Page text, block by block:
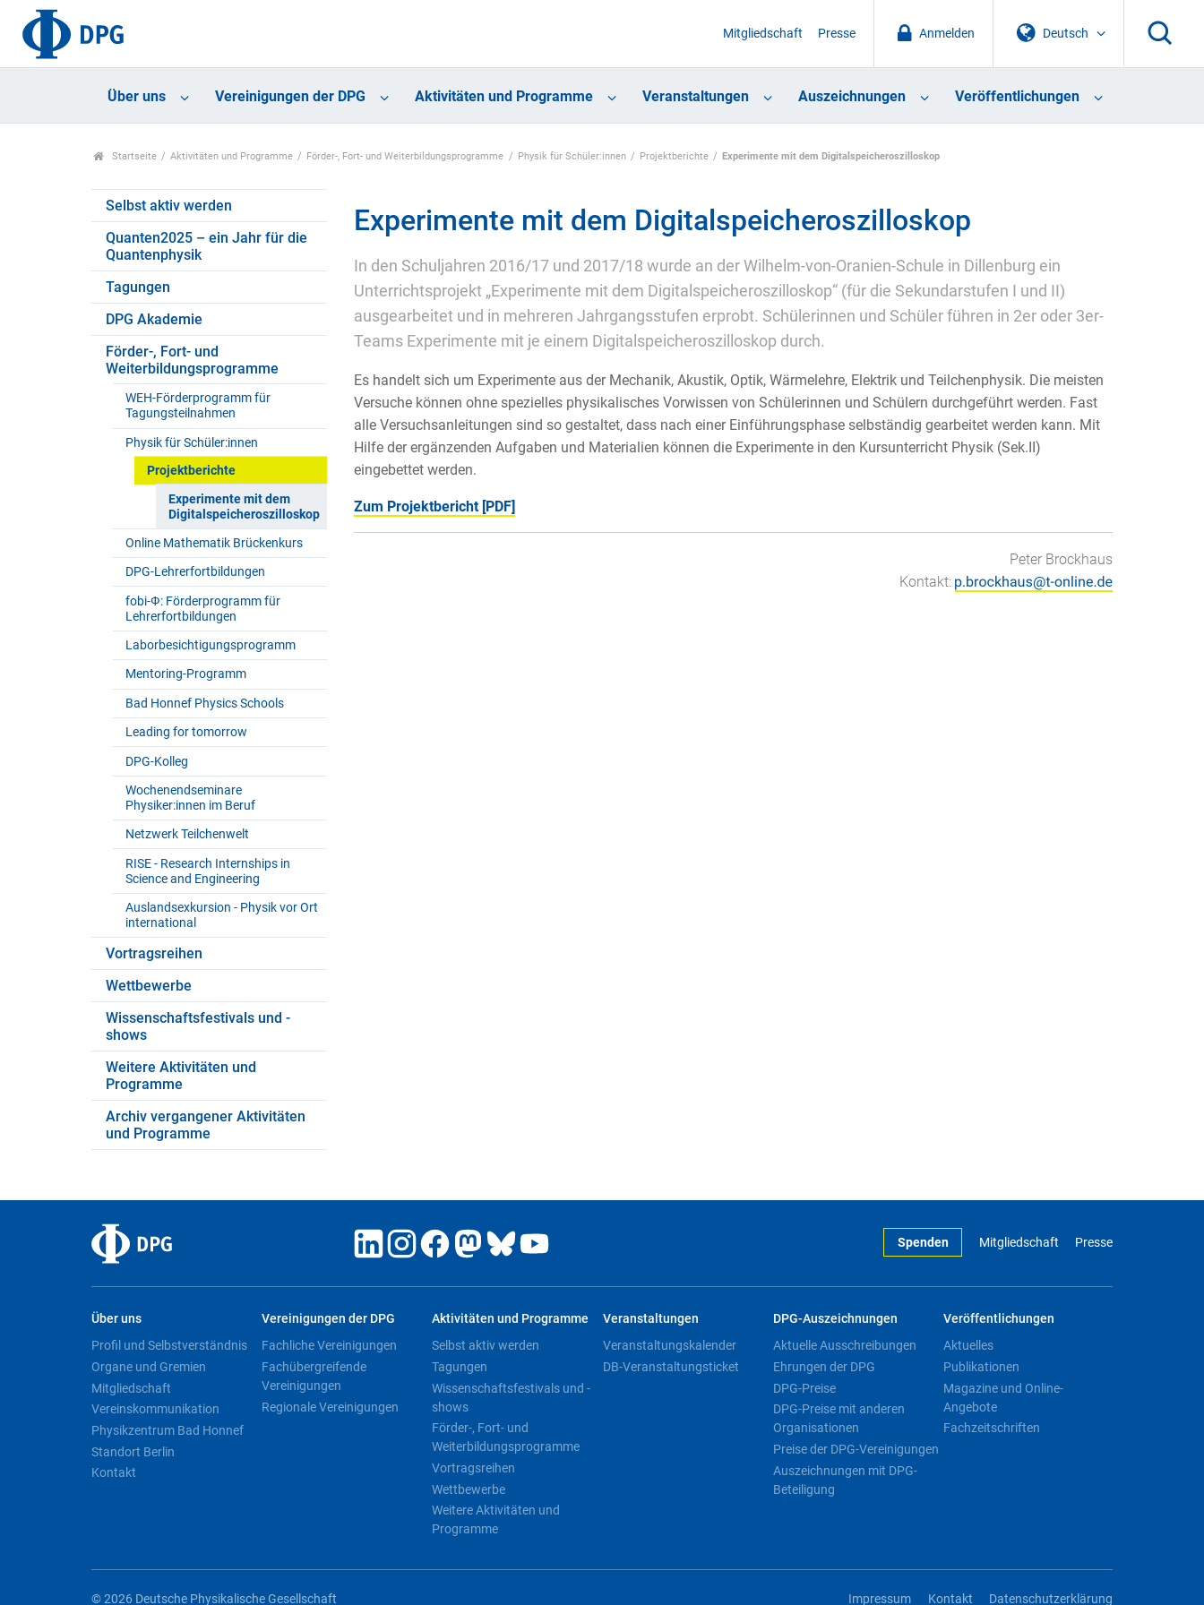
Deutsch
Anmelden
Mitgliedschaft Presse
Über uns Vereinigungen der DPG Aktivitäten und Programme Veranstaltungen Auszeichnungen Veröffentlichungen
Startseite Aktivitäten und Programme Förder-, Fort- und Weiterbildungsprogramme Physik für Schüler:innen Projektberichte Experimente mit dem Digitalspeicheroszilloskop
Selbst aktiv werden
Quanten2025 – ein Jahr für die
Quantenphysik
Tagungen
DPG Akademie
Förder-, Fort- und
Weiterbildungsprogramme
WEH-Förderprogramm für
Tagungsteilnahmen
Physik für Schüler:innen
Projektberichte
Experimente mit dem
Digitalspeicheroszilloskop
Online Mathematik Brückenkurs
DPG-Lehrerfortbildungen
fobi-Ф: Förderprogramm für
Lehrerfortbildungen
Laborbesichtigungsprogramm
Mentoring-Programm
Bad Honnef Physics Schools
Leading for tomorrow
DPG-Kolleg
Wochenendseminare
Physiker:innen im Beruf
Netzwerk Teilchenwelt
RISE - Research Internships in
Science and Engineering
Auslandsexkursion - Physik vor Ort
international
Vortragsreihen
Wettbewerbe
Wissenschaftsfestivals und -
shows
Weitere Aktivitäten und
Programme
Archiv vergangener Aktivitäten
und Programme
Experimente mit dem Digitalspeicheroszilloskop
In den Schuljahren 2016/17 und 2017/18 wurde an der Wilhelm-von-Oranien-Schule in Dillenburg ein
Unterrichtsprojekt „Experimente mit dem Digitalspeicheroszilloskop“ (für die Sekundarstufen I und II)
ausgearbeitet und in mehreren Jahrgangsstufen erprobt. Schülerinnen und Schüler führen in 2er oder 3er-
Teams Experimente mit je einem Digitalspeicheroszilloskop durch.
Es handelt sich um Experimente aus der Mechanik, Akustik, Optik, Wärmelehre, Elektrik und Teilchenphysik. Die meisten
Versuche können ohne spezielles physikalisches Vorwissen von Schülerinnen und Schülern durchgeführt werden. Fast
alle Versuchsanleitungen sind so gestaltet, dass nach einer Einführungsphase selbständig gearbeitet werden kann. Mit
Hilfe der ergänzenden Aufgaben und Materialien können die Experimente in den Kursunterricht Physik (Sek.II)
eingebettet werden.
Zum Projektbericht [PDF]
Peter Brockhaus
Kontakt:
Spenden Mitgliedschaft Presse
Über uns
Profil und Selbstverständnis
Organe und Gremien
Mitgliedschaft
Vereinskommunikation
Physikzentrum Bad Honnef
Standort Berlin
Kontakt
Vereinigungen der DPG
Fachliche Vereinigungen
Fachübergreifende
Vereinigungen
Regionale Vereinigungen
Aktivitäten und Programme
Selbst aktiv werden
Tagungen
Wissenschaftsfestivals und -
shows
Förder-, Fort- und
Weiterbildungsprogramme
Vortragsreihen
Wettbewerbe
Weitere Aktivitäten und
Programme
Veranstaltungen
Veranstaltungskalender
DB-Veranstaltungsticket
DPG-Auszeichnungen
Aktuelle Ausschreibungen
Ehrungen der DPG
DPG-Preise
DPG-Preise mit anderen
Organisationen
Preise der DPG-Vereinigungen
Auszeichnungen mit DPG-
Beteiligung
Veröffentlichungen
Aktuelles
Publikationen
Magazine und Online-
Angebote
Fachzeitschriften
© 2026 Deutsche Physikalische Gesellschaft Impressum Kontakt Datenschutzerklärung